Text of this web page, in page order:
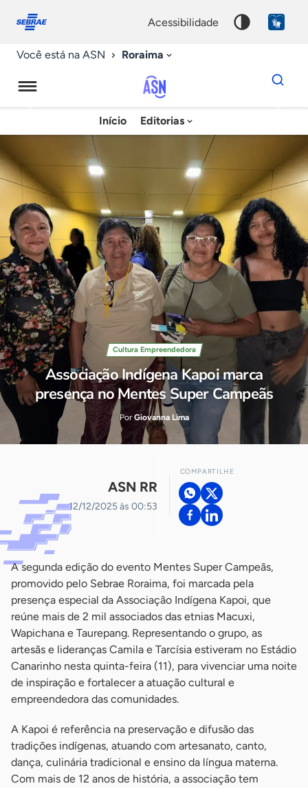
conosco
acessibilidade
Você está na ASN Roraima
Agência
Sebrae
Notícias
Início Editorias
Dados
para
chave
Cultura Empreendedora
Associação Indígena Kapoi marca
presença no Mentes Super Campeãs
PorGiovanna Lima
ASN RR
12/12/2025 às 00:53
COMPARTILHE
A segunda edição do evento Mentes Super Campeãs,
promovido pelo Sebrae Roraima, foi marcada pela
presença especial da Associação Indígena Kapoi, que
reúne mais de 2 mil associados das etnias Macuxi,
Wapichana e Taurepang. Representando o grupo, as
artesãs e lideranças Camila e Tarcísia estiveram no Estádio
Canarinho nesta quinta-feira (11), para vivenciar uma noite
de inspiração e fortalecer a atuação cultural e
empreendedora das comunidades.
A Kapoi é referência na preservação e difusão das
tradições indígenas, atuando com artesanato, canto,
dança, culinária tradicional e ensino da língua materna.
Com mais de 12 anos de história, a associação tem